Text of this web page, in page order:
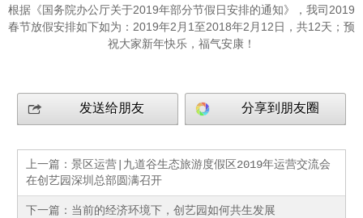
根据《国务院办公厅关于2019年部分节假日安排的通知》，我司2019
春节放假安排如下如为： 2019年2月1至2018年2月12日，共12天；预
祝大家新年快乐，福气安康！
发送给朋友 分享到朋友圈
上一篇： 景区运营|九道谷生态旅游度假区2019年运营交流会
在创艺园深圳总部圆满召开
下一篇： 当前的经济环境下，创艺园如何共生发展